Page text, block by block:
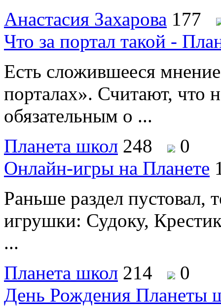
Анастасия Захарова 177
Что за портал такой -
Есть сложившееся
порталах». Считают, что
обязательным о ...
Планета школ 248
0
Онлайн-игры на Планете
Раньше раздел пустовал,
игрушки: Судоку,
...
Планета школ 214
0
День Рождения Планеты